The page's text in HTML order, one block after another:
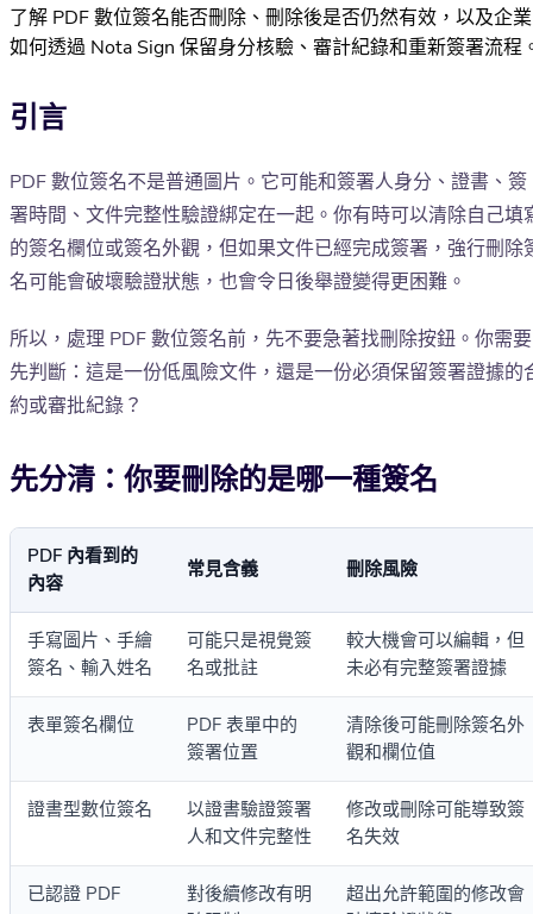
了解 PDF 數位簽名能否刪除、刪除後是否仍然有效，以及企業
如何透過 Nota Sign 保留身分核驗、審計紀錄和重新簽署流程
引言
PDF 數位簽名不是普通圖片。它可能和簽署人身分、證書、簽
署時間、文件完整性驗證綁定在一起。你有時可以清除自己填
的簽名欄位或簽名外觀，但如果文件已經完成簽署，強行刪除
名可能會破壞驗證狀態，也會令日後舉證變得更困難。
所以，處理 PDF 數位簽名前，先不要急著找刪除按鈕。你需要
先判斷：這是一份低風險文件，還是一份必須保留簽署證據的
約或審批紀錄？
先分清：你要刪除的是哪一種簽名
PDF 內看到的
內容
常見含義 刪除風險
手寫圖片、手繪
簽名、輸入姓名
可能只是視覺簽
名或批註
較大機會可以編輯，但
未必有完整簽署證據
表單簽名欄位
PDF 表單中的
簽署位置
清除後可能刪除簽名外
觀和欄位值
證書型數位簽名
以證書驗證簽署
人和文件完整性
修改或刪除可能導致簽
名失效
已認證 PDF
對後續修改有明
超出允許範圍的修改會